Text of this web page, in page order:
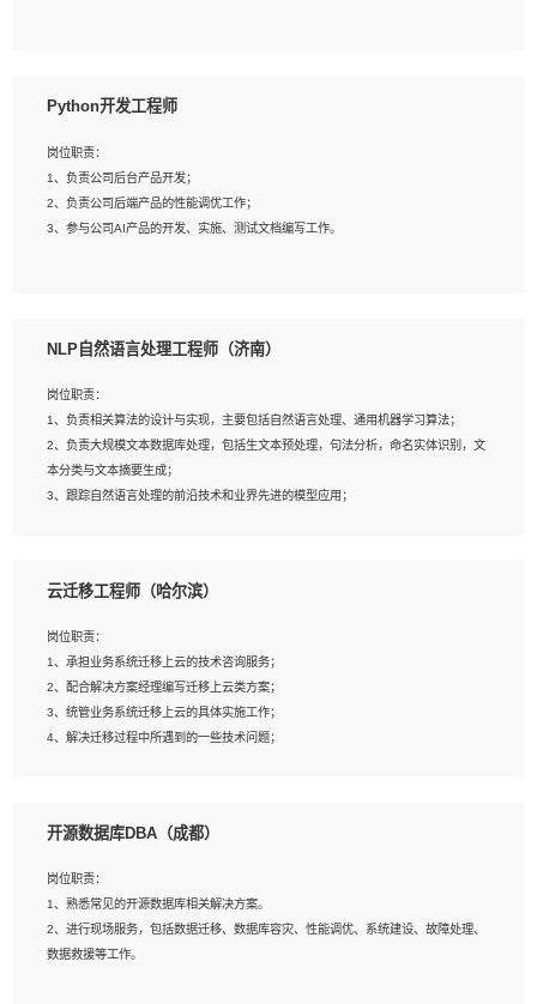
3、熟悉react/vue/angular任何一种前端框架，熟悉react优先；
5、善于沟通，具有团队意识；
Python开发工程师
岗位职责：
1、负责公司后台产品开发；
2、负责公司后端产品的性能调优工作；
3、参与公司AI产品的开发、实施、测试文档编写工作。
验的更佳；
3、熟悉数据库开发，熟悉Mysql、Oracle、MongoDb数据库应用开发其中一种；
4、熟悉Python Wed框架（Django/Flask...）代码能力优秀，熟悉编码规范和具备
良好的文档编写能力）；
5、沟通表达能力强，具备团队协作能力。
NLP自然语言处理工程师（济南）
岗位职责：
1、负责相关算法的设计与实现，主要包括自然语言处理、通用机器学习算法；
2、负责大规模文本数据库处理，包括生文本预处理，句法分析，命名实体识别，文
本分类与文本摘要生成；
3、跟踪自然语言处理的前沿技术和业界先进的模型应用；
岗位要求：
2、熟悉tensorflow，keras，pytorch等常规深度学习框架，快速根据客户需求实现
有效的模型；
3、熟悉掌握至少一种编程语言，如：Python，Java；
4、 熟悉NLP相关算法与实现；
5、至少有一次及以上问答系统的项目实践，熟悉问答系统全流程开发者优先；
云迁移工程师（哈尔滨）
岗位职责：
1、承担业务系统迁移上云的技术咨询服务；
2、配合解决方案经理编写迁移上云类方案；
3、统管业务系统迁移上云的具体实施工作；
4、解决迁移过程中所遇到的一些技术问题；
1、专科及以上学历，三年以上工作经验，计算机等相关专业；
3、熟悉常见操作系统、存储、网络、 IO 等相关原理；
4、具有迁移工具实操经验，具备P2V、V2V迁移能力；
5、熟练华为、VMware虚拟化、云计算及云存储技术；
6、熟悉主流数据库、应用服务器、中间件部署架构和运维方法；
开源数据库DBA（成都）
岗位职责：
1、熟悉常见的开源数据库相关解决方案。
2、进行现场服务，包括数据迁移、数据库容灾、性能调优、系统建设、故障处理、
数据救援等工作。